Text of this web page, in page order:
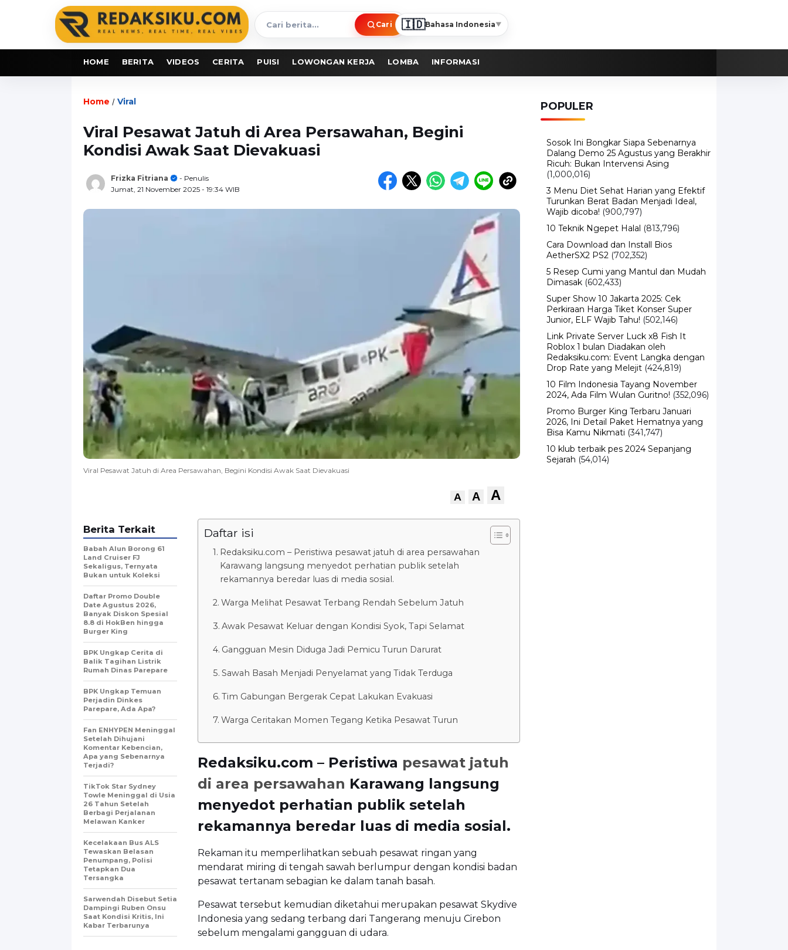
Cari
berita
Cari 🇮🇩Bahasa Indonesia▼
HOME BERITA VIDEOS CERITA PUISI LOWONGAN KERJA LOMBA INFORMASI
Home / Viral
Viral Pesawat Jatuh di Area Persawahan, Begini
Kondisi Awak Saat Dievakuasi
Frizka Fitriana
- Penulis
Jumat, 21 November 2025 - 19:34 WIB
Viral Pesawat Jatuh di Area Persawahan, Begini Kondisi Awak Saat Dievakuasi
A A A
Daftar isi
Redaksiku.com – Peristiwa pesawat jatuh di area persawahan
Karawang langsung menyedot perhatian publik setelah
rekamannya beredar luas di media sosial.
Warga Melihat Pesawat Terbang Rendah Sebelum Jatuh
Awak Pesawat Keluar dengan Kondisi Syok, Tapi Selamat
Gangguan Mesin Diduga Jadi Pemicu Turun Darurat
Sawah Basah Menjadi Penyelamat yang Tidak Terduga
Tim Gabungan Bergerak Cepat Lakukan Evakuasi
Warga Ceritakan Momen Tegang Ketika Pesawat Turun
Redaksiku.com – Peristiwa pesawat jatuh
di area persawahan Karawang langsung
menyedot perhatian publik setelah
rekamannya beredar luas di media sosial.
Rekaman itu memperlihatkan sebuah pesawat ringan yang
mendarat miring di tengah sawah berlumpur dengan kondisi badan
pesawat tertanam sebagian ke dalam tanah basah.
Pesawat tersebut kemudian diketahui merupakan pesawat Skydive
Indonesia yang sedang terbang dari Tangerang menuju Cirebon
sebelum mengalami gangguan di udara.
Berita Terkait
Babah Alun Borong 61
Land Cruiser FJ
Sekaligus, Ternyata
Bukan untuk Koleksi
Daftar Promo Double
Date Agustus 2026,
Banyak Diskon Spesial
8.8 di HokBen hingga
Burger King ‎
BPK Ungkap Cerita di
Balik Tagihan Listrik
Rumah Dinas Parepare
BPK Ungkap Temuan
Perjadin Dinkes
Parepare, Ada Apa?
Fan ENHYPEN Meninggal
Setelah Dihujani
Komentar Kebencian,
Apa yang Sebenarnya
Terjadi?
TikTok Star Sydney
Towle Meninggal di Usia
26 Tahun Setelah
Berbagi Perjalanan
Melawan Kanker
Kecelakaan Bus ALS
Tewaskan Belasan
Penumpang, Polisi
Tetapkan Dua
Tersangka
Sarwendah Disebut Setia
Dampingi Ruben Onsu
Saat Kondisi Kritis, Ini
Kabar Terbarunya
POPULER
Sosok Ini Bongkar Siapa Sebenarnya
Dalang Demo 25 Agustus yang Berakhir
Ricuh: Bukan Intervensi Asing
(1,000,016)
3 Menu Diet Sehat Harian yang Efektif
Turunkan Berat Badan Menjadi Ideal,
Wajib dicoba! (900,797)
10 Teknik Ngepet Halal (813,796)
Cara Download dan Install Bios
AetherSX2 PS2 (702,352)
5 Resep Cumi yang Mantul dan Mudah
Dimasak (602,433)
Super Show 10 Jakarta 2025: Cek
Perkiraan Harga Tiket Konser Super
Junior, ELF Wajib Tahu! (502,146)
Link Private Server Luck x8 Fish It
Roblox 1 bulan Diadakan oleh
Redaksiku.com: Event Langka dengan
Drop Rate yang Melejit (424,819)
10 Film Indonesia Tayang November
2024, Ada Film Wulan Guritno! (352,096)
Promo Burger King Terbaru Januari
2026, Ini Detail Paket Hematnya yang
Bisa Kamu Nikmati (341,747)
10 klub terbaik pes 2024 Sepanjang
Sejarah (54,014)